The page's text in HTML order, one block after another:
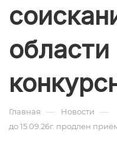
Главная — Новости —
до 15.09.26г. продлен